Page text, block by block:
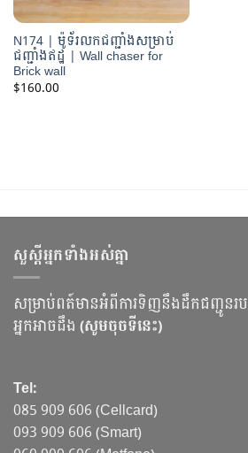
N174 | ម៉ូទ័រលកជញ្ជាំងសម្រាប់
ជញ្ជាំងឥដ្ឋ | Wall chaser for
Brick wall
$160.00
សួស្ដីអ្នកទាំងអស់គ្នា
សម្រាប់ពត៍មានអំពីការទិញនឹងដឹកជញ្ជូន
អ្នកអាចដឹង (សូមចុចទីនេះ)
Tel:
085 909 606 (Cellcard)
093 909 606 (Smart)